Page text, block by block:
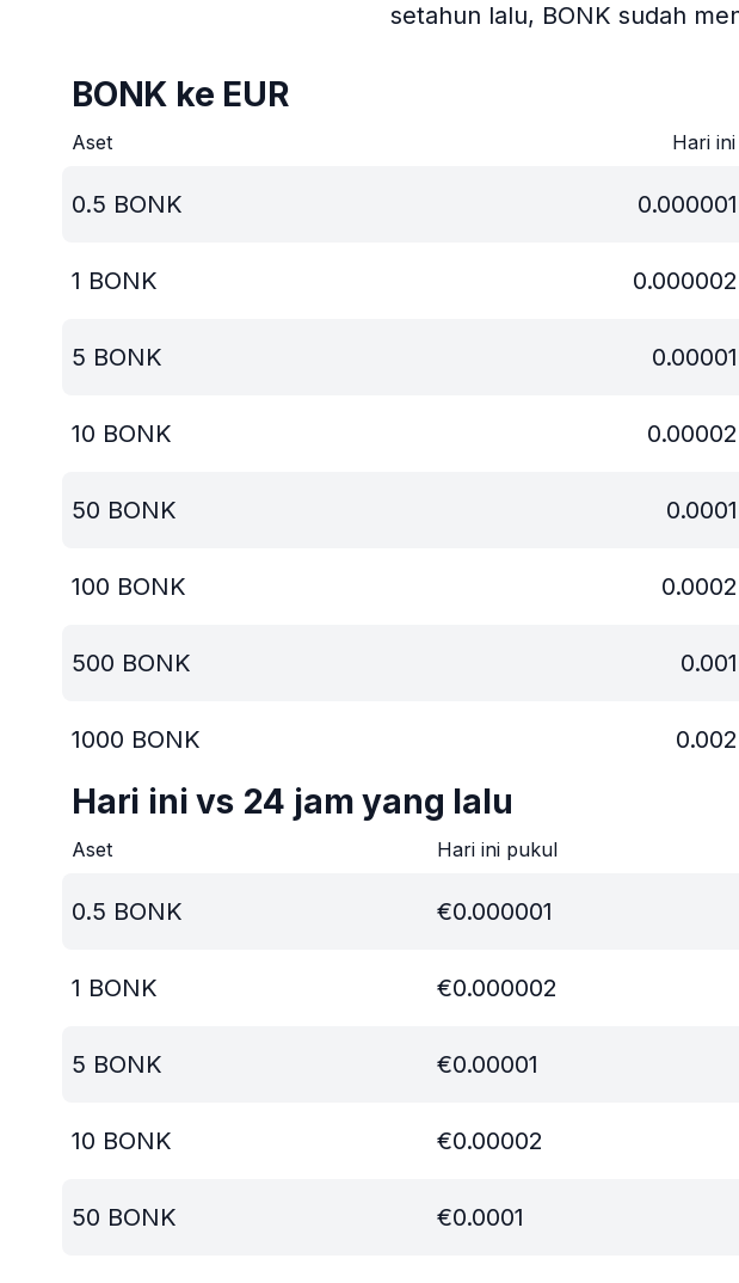
setahun lalu, BONK sudah
BONK ke EUR
Aset Hari
0.5 BONK 0.000001
1 BONK 0.000002
5 BONK 0.00001
10 BONK 0.00002
50 BONK 0.0001
100 BONK 0.0002
500 BONK 0.001
1000 BONK 0.002
Hari ini vs 24 jam yang lalu
Aset Hari ini pukul
0.5 BONK €0.000001
1 BONK €0.000002
5 BONK €0.00001
10 BONK €0.00002
50 BONK €0.0001